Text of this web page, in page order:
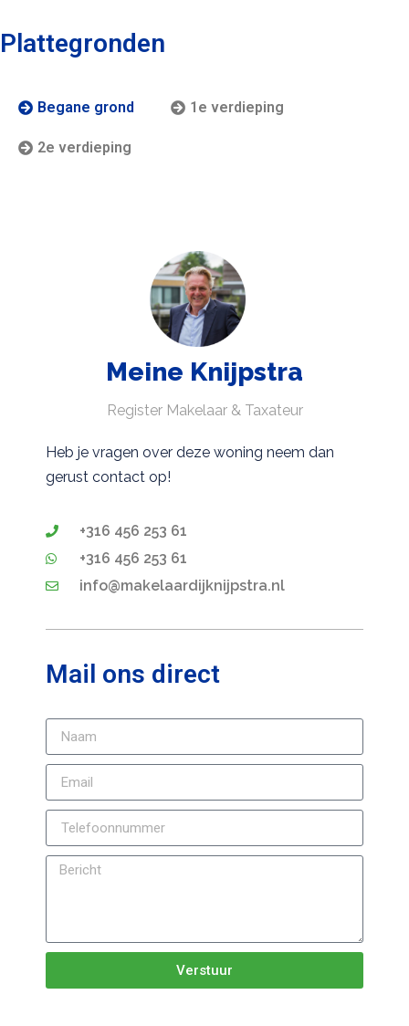
Plattegronden
Begane grond 1e verdieping
2e verdieping
Meine Knijpstra
Register Makelaar & Taxateur
Heb je vragen over deze woning neem dan
gerust contact op!
+316 456 253 61
+316 456 253 61
info@makelaardijknijpstra.nl
Mail ons direct
Verstuur